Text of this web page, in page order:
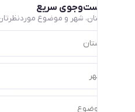
سریع
شهر و موضوع موردنظرتان را انتخاب کنید